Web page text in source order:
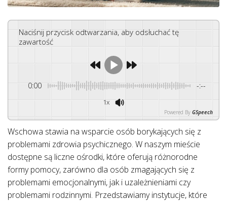
Naciśnij przycisk odtwarzania, aby odsłuchać tę
zawartość
0:00 -:--
1x
Powered By GSpeech
Wschowa stawia na wsparcie osób borykających się z
problemami zdrowia psychicznego. W naszym mieście
dostępne są liczne ośrodki, które oferują różnorodne
formy pomocy, zarówno dla osób zmagających się z
problemami emocjonalnymi, jak i uzależnieniami czy
problemami rodzinnymi. Przedstawiamy instytucje, które